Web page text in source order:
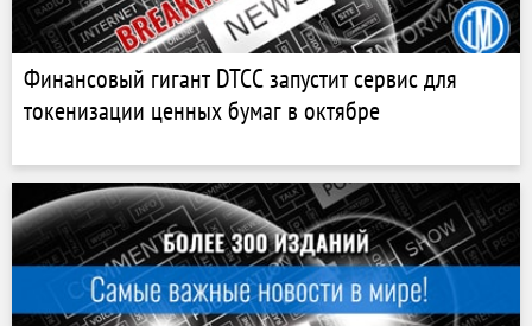
Финансовый гигант DTCC запустит сервис для
токенизации ценных бумаг в октябре